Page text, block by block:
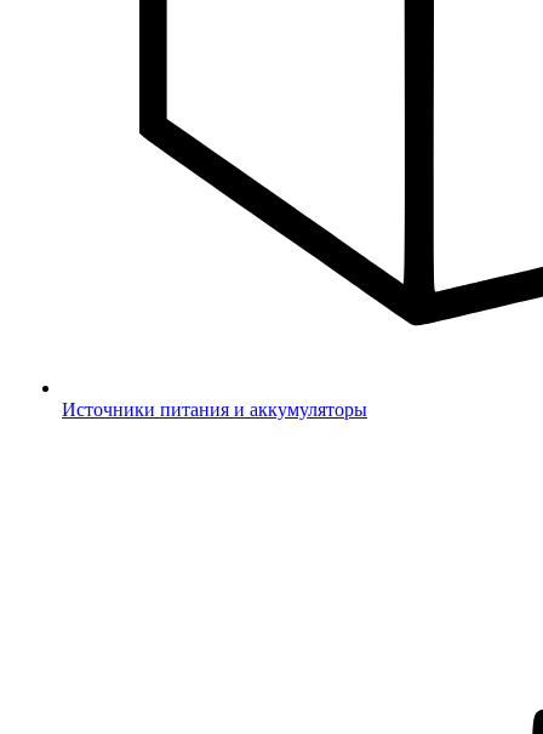
Источники питания и аккумуляторы